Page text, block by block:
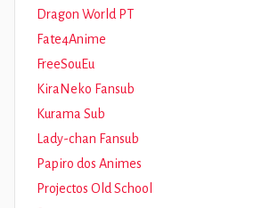
Dragon World PT
Fate4Anime
FreeSouEu
KiraNeko Fansub
Kurama Sub
Lady-chan Fansub
Papiro dos Animes
Projectos Old School